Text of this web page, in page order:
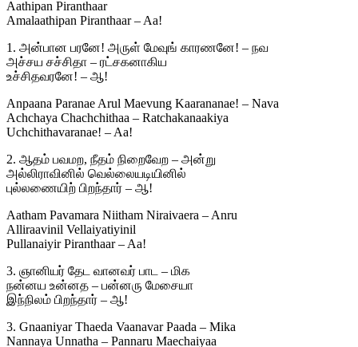
Aathipan Piranthaar
Amalaathipan Piranthaar – Aa!
1. அன்பான பரனே! அருள் மேவுங் காரணனே! – நவ
அச்சய சச்சிதா – ரட்சகனாகிய
உச்சிதவரனே! – ஆ!
Anpaana Paranae Arul Maevung Kaarananae! – Nava
Achchaya Chachchithaa – Ratchakanaakiya
Uchchithavaranae! – Aa!
2. ஆதம் பவமற, நீதம் நிறைவேற – அன்று
அல்லிராவினில் வெல்லையடியினில்
புல்லணையிற் பிறந்தார் – ஆ!
Aatham Pavamara Niitham Niraivaera – Anru
Alliraavinil Vellaiyatiyinil
Pullanaiyir Piranthaar – Aa!
3. ஞானியர் தேட வானவர் பாட – மிக
நன்னய உன்னத – பன்னரு மேசையா
இந்நிலம் பிறந்தார் – ஆ!
3. Gnaaniyar Thaeda Vaanavar Paada – Mika
Nannaya Unnatha – Pannaru Maechaiyaa